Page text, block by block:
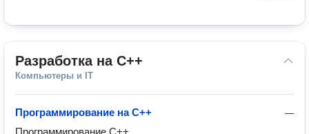
Разработка на С++
Компьютеры и IT
—
Программирование на C++
Программирование C++